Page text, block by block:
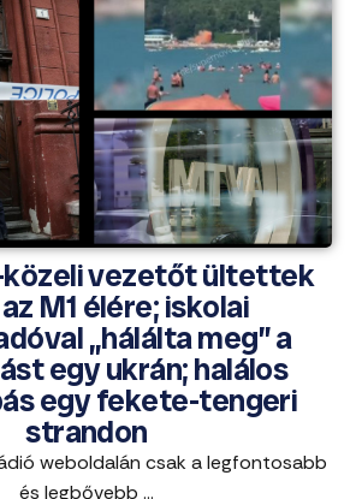
vezetőt ültettek
M1 élére; iskolai
„hálálta meg” a
egy ukrán; halálos
egy fekete-tengeri
strandon
weboldalán csak a legfontosabb
és legbővebb ...